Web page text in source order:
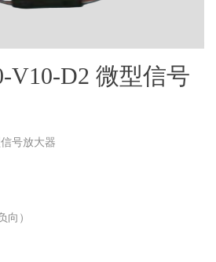
V10-D2 微型信号
号放大器
向）